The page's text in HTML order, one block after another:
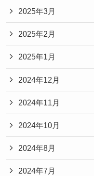
2025年3月
2025年2月
2025年1月
2024年12月
2024年11月
2024年10月
2024年8月
2024年7月